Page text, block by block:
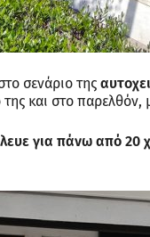
σενάριο της
και στο παρελθόν,
για πάνω από 20